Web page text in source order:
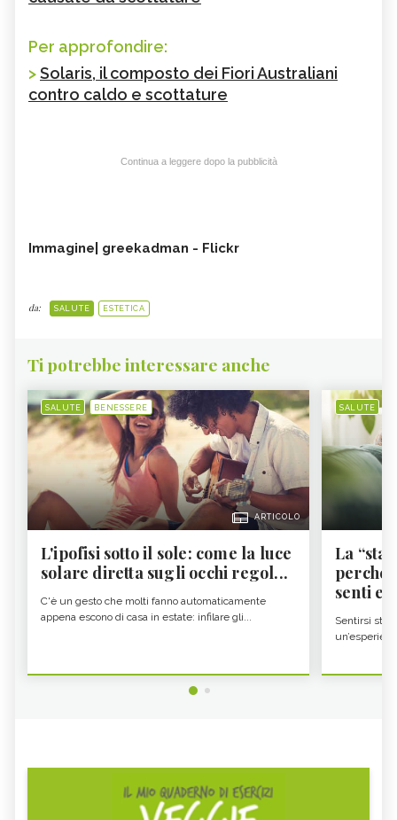
Per approfondire:
>Solaris, il composto dei Fiori Australiani
contro caldo e scottature
Continua a leggere dopo la pubblicità
Immagine| greekadman - Flickr
da: SALUTE ESTETICA
Ti potrebbe interessare anche
SALUTE BENESSERE
ARTICOLO
L'ipofisi sotto il sole: come la luce
solare diretta sugli occhi regol...
C'è un gesto che molti fanno automaticamente
appena escono di casa in estate: infilare gli...
SALUTE
La
perché
senti
Sentirsi